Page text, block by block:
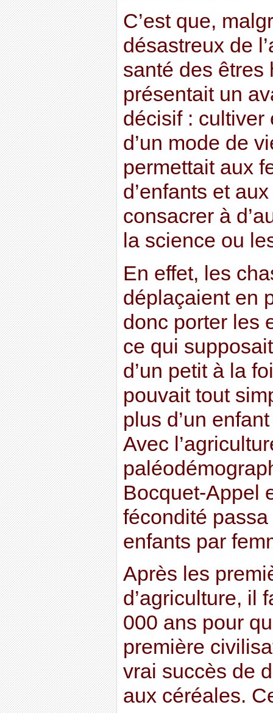
C’est que,
désastreux de
santé des êtres
présentait un
décisif : cultiver
d’un mode de
permettait aux
d’enfants et
consacrer à
la science ou
En effet, les
déplaçaient en
donc porter les
ce qui
d’un petit à la
pouvait tout
plus d’un
Avec
Bocquet-Appel
fécondité
enfants par
Après les
d’agriculture, il
000 ans pour
première
vrai succès de
aux céréales.